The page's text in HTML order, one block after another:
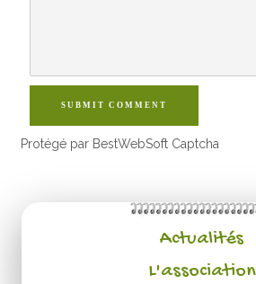
SUBMIT COMMENT
Protégé par BestWebSoft Captcha
Actualités
L'association